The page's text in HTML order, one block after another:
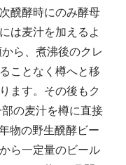
醗酵時にのみ酵母
は麦汁を加えるよ
ら、煮沸後のクレ
ことなく樽へと移
ます。その後もク
の麦汁を樽に直接
物の野生醗酵ビー
ら一定量のビール